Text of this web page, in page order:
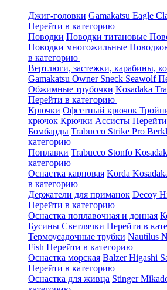
Джиг-головки Gamakatsu Eagle
Перейти в категорию
Поводки Поводки титановые
Поводки многожильные
в категорию
Вертлюги, застежки, карабины,
Gamakatsu Owner Sneck Seawolf
Обжимные трубочки Kosadaka
Перейти в категорию
Крючки Офсетный крючок
крючок Крючки Ассисты
Бомбарды Trabucco Strike Pro
категорию
Поплавки Trabucco Stonfo
категорию
Оснастка карповая Korda
в категорию
Держатели для приманок Decoy
Перейти в категорию
Оснастка поплавочная и донная
Бусины Светлячки Перейти в
Термоусадочные трубки Nautilus
Fish Перейти в категорию
Оснастка морская BalzerHigashi
Перейти в категорию
Оснастка для живца Stinger